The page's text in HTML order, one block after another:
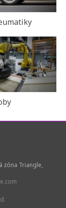
zóna Triangle,